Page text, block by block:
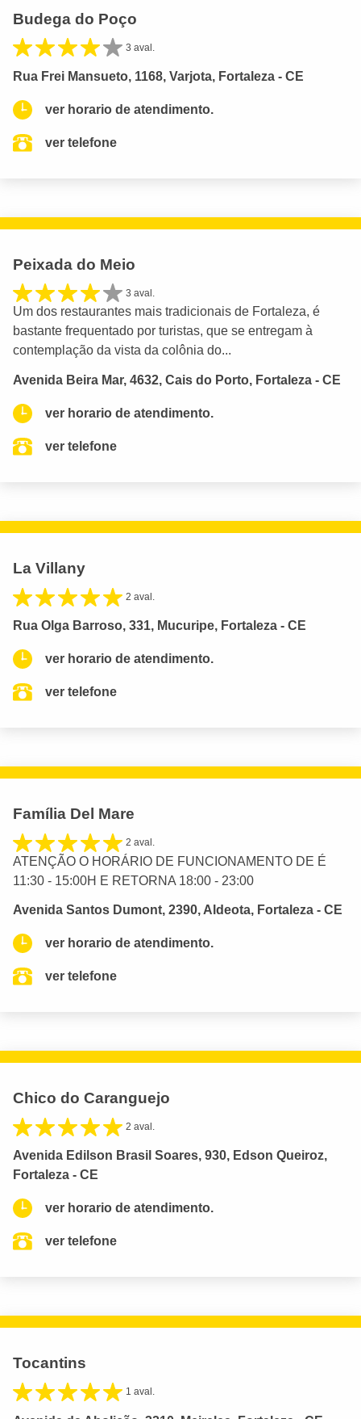
Budega do Poço
3 aval.
Rua Frei Mansueto, 1168, Varjota, Fortaleza - CE
ver horario de atendimento.
ver telefone
Peixada do Meio
3 aval.
Um dos restaurantes mais tradicionais de Fortaleza, é
bastante frequentado por turistas, que se entregam à
contemplação da vista da colônia do...
Avenida Beira Mar, 4632, Cais do Porto, Fortaleza - CE
ver horario de atendimento.
ver telefone
La Villany
2 aval.
Rua Olga Barroso, 331, Mucuripe, Fortaleza - CE
ver horario de atendimento.
ver telefone
Família Del Mare
2 aval.
ATENÇÃO O HORÁRIO DE FUNCIONAMENTO DE É
11:30 - 15:00H E RETORNA 18:00 - 23:00
Avenida Santos Dumont, 2390, Aldeota, Fortaleza - CE
ver horario de atendimento.
ver telefone
Chico do Caranguejo
2 aval.
Avenida Edilson Brasil Soares, 930, Edson Queiroz,
Fortaleza - CE
ver horario de atendimento.
ver telefone
Tocantins
1 aval.